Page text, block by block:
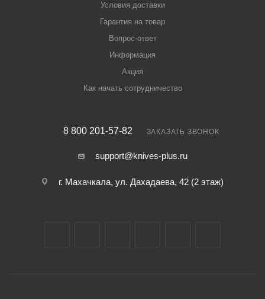
Условия доставки
Гарантия на товар
Вопрос-ответ
Информация
Акция
Как начать сотрудничество
8 800 201-57-82 ЗАКАЗАТЬ ЗВОНОК
support@knives-plus.ru
г. Махачкала, ул. Дахадаева, 42 (2 этаж)